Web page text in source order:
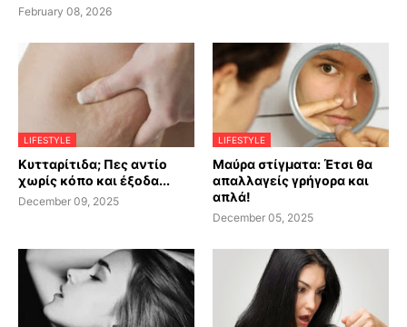
February 08, 2026
LIFESTYLE
Κυτταρίτιδα; Πες αντίο
χωρίς κόπο και έξοδα...
December 09, 2025
LIFESTYLE
Μαύρα στίγματα: Έτσι θα
απαλλαγείς γρήγορα και
απλά!
December 05, 2025